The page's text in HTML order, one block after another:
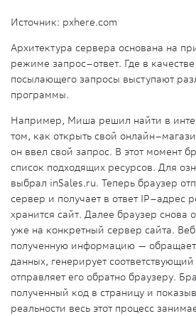
Источник: pxhere.com
Архитектура сервера основана на
режиме запрос–ответ. Где в
посылающего запросы выступают
программы.
Например, Миша решил найти в
том, как открыть свой
он ввел свой запрос. В этот момент
список подходящих ресурсов. Для
выбрал inSales.ru. Теперь браузер
сервер и получает в ответ IP–адрес
хранится сайт. Далее браузер снова
уже на конкретный сервер сайта.
полученную информацию —
данных, генерирует
отправляет его обратно браузеру.
полученный код в страницу и
реальности весь этот процесс